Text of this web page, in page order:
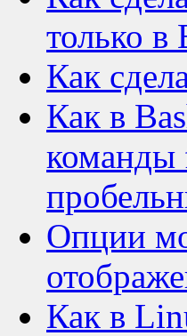
только в
Как
Как в
команды
Опции
Как в